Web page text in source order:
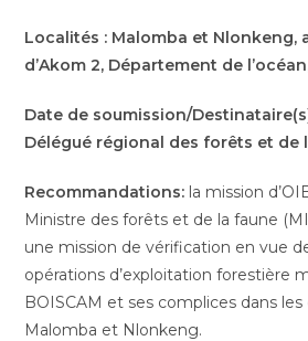
Localités : Malomba et Nlonkeng,
d’Akom 2, Département de
Date de soumission/
Délégué régional des forêts et de
Recommandations: la mission
Ministre des forêts et de la faune
une mission de vérification en vue
opérations d’exploitation forestière
BOISCAM et ses complices dans
Malomba et Nlonkeng.